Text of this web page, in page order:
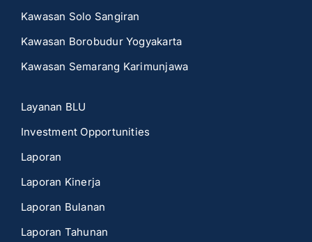
Kawasan Solo Sangiran
Kawasan Borobudur Yogyakarta
Kawasan Semarang Karimunjawa
Layanan BLU
Investment Opportunities
Laporan
Laporan Kinerja
Laporan Bulanan
Laporan Tahunan